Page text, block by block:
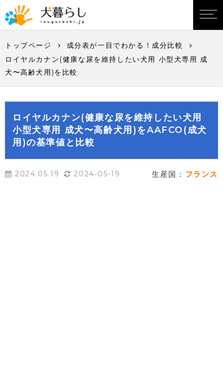
トップページ
成分表が一目でわかる！成分比較
ロイヤルカナン(健康な尿を維持したい犬用 小型犬専用 成
犬〜高齢犬用)を比較
ロイヤルカナン(健康な尿を維持したい犬用
小型犬専用 成犬〜高齢犬用)をAAFCO(成犬
用)の基準値と比較
2024.05.19 2024-05-19 生産国： フランス